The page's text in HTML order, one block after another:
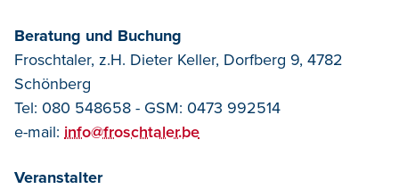
Beratung und Buchung
Froschtaler, z.H. Dieter Keller, Dorfberg 9, 4782
Schönberg
Tel: 080 548658 - GSM: 0473 992514
e-mail: info@froschtaler.be
Veranstalter